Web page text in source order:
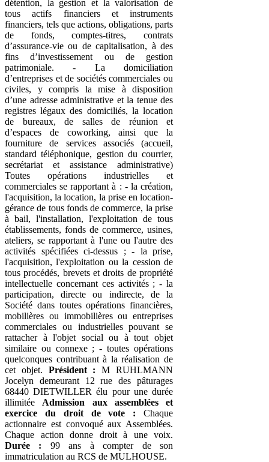
détention, la gestion et la valorisation de
tous actifs financiers et instruments
financiers, tels que actions, obligations, parts
de fonds, comptes-titres, contrats
d’assurance-vie ou de capitalisation, à des
fins d’investissement ou de gestion
patrimoniale. - La domiciliation
d’entreprises et de sociétés commerciales ou
civiles, y compris la mise à disposition
d’une adresse administrative et la tenue des
registres légaux des domiciliés, la location
de bureaux, de salles de réunion et
d’espaces de coworking, ainsi que la
fourniture de services associés (accueil,
standard téléphonique, gestion du courrier,
secrétariat et assistance administrative)
Toutes opérations industrielles et
commerciales se rapportant à : - la création,
l'acquisition, la location, la prise en location-
gérance de tous fonds de commerce, la prise
à bail, l'installation, l'exploitation de tous
établissements, fonds de commerce, usines,
ateliers, se rapportant à l'une ou l'autre des
activités spécifiées ci-dessus ; - la prise,
l'acquisition, l'exploitation ou la cession de
tous procédés, brevets et droits de propriété
intellectuelle concernant ces activités ; - la
participation, directe ou indirecte, de la
Société dans toutes opérations financières,
mobilières ou immobilières ou entreprises
commerciales ou industrielles pouvant se
rattacher à l'objet social ou à tout objet
similaire ou connexe ; - toutes opérations
quelconques contribuant à la réalisation de
cet objet. Président : M RUHLMANN
Jocelyn demeurant 12 rue des pâturages
68440 DIETWILLER élu pour une durée
illimitée Admission aux assemblées et
exercice du droit de vote : Chaque
actionnaire est convoqué aux Assemblées.
Chaque action donne droit à une voix.
Durée : 99 ans à compter de son
immatriculation au RCS de MULHOUSE.